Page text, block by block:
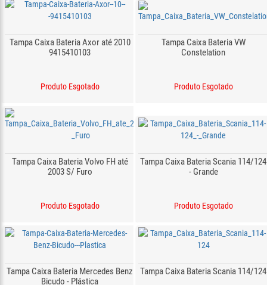
Tampa Caixa Bateria Axor até 2010
9415410103
Produto Esgotado
Tampa Caixa Bateria VW
Constelation
Produto Esgotado
Tampa Caixa Bateria Volvo FH até
2003 S/ Furo
Produto Esgotado
Tampa Caixa Bateria Scania 114/124
- Grande
Produto Esgotado
Tampa Caixa Bateria Mercedes Benz
Bicudo - Plástica
Tampa Caixa Bateria Scania 114/124